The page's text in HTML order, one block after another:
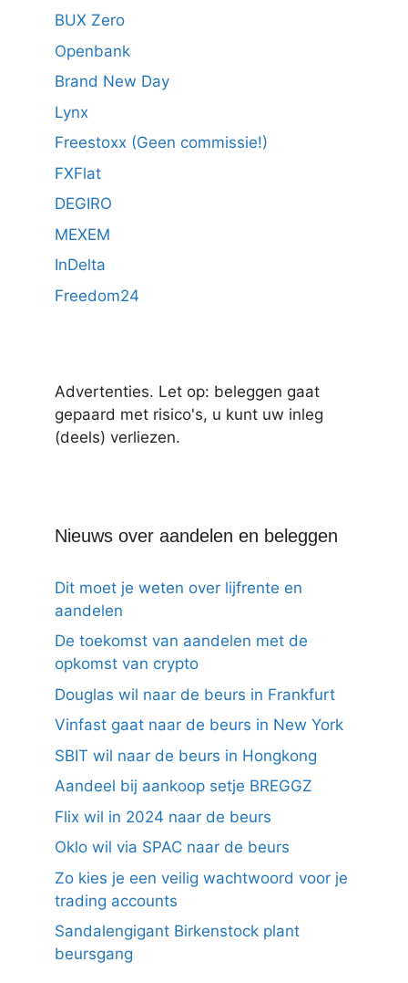
BUX Zero
Openbank
Brand New Day
Lynx
Freestoxx (Geen commissie!)
FXFlat
DEGIRO
MEXEM
InDelta
Freedom24
Advertenties. Let op: beleggen gaat
gepaard met risico's, u kunt uw inleg
(deels) verliezen.
Nieuws over aandelen en beleggen
Dit moet je weten over lijfrente en
aandelen
De toekomst van aandelen met de
opkomst van crypto
Douglas wil naar de beurs in Frankfurt
Vinfast gaat naar de beurs in New York
SBIT wil naar de beurs in Hongkong
Aandeel bij aankoop setje BREGGZ
Flix wil in 2024 naar de beurs
Oklo wil via SPAC naar de beurs
Zo kies je een veilig wachtwoord voor je
trading accounts
Sandalengigant Birkenstock plant
beursgang